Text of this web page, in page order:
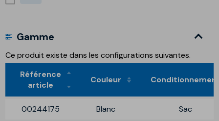
Gamme
Ce produit existe dans les configurations suivantes.
Référence
article
Couleur
00244175 Blanc Sac